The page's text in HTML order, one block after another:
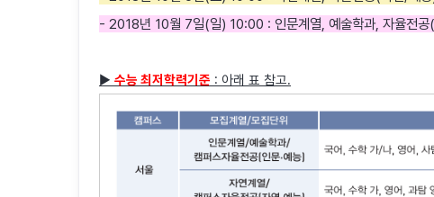
- 2018년 10월 7일(일) 10:00 : 인문계열, 예술학과, 자율전공
▶ 수능 최저학력기준 : 아래 표 참고.